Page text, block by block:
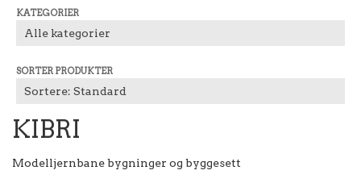
KATEGORIER
SORTER PRODUKTER
KIBRI
Modelljernbane bygninger og byggesett